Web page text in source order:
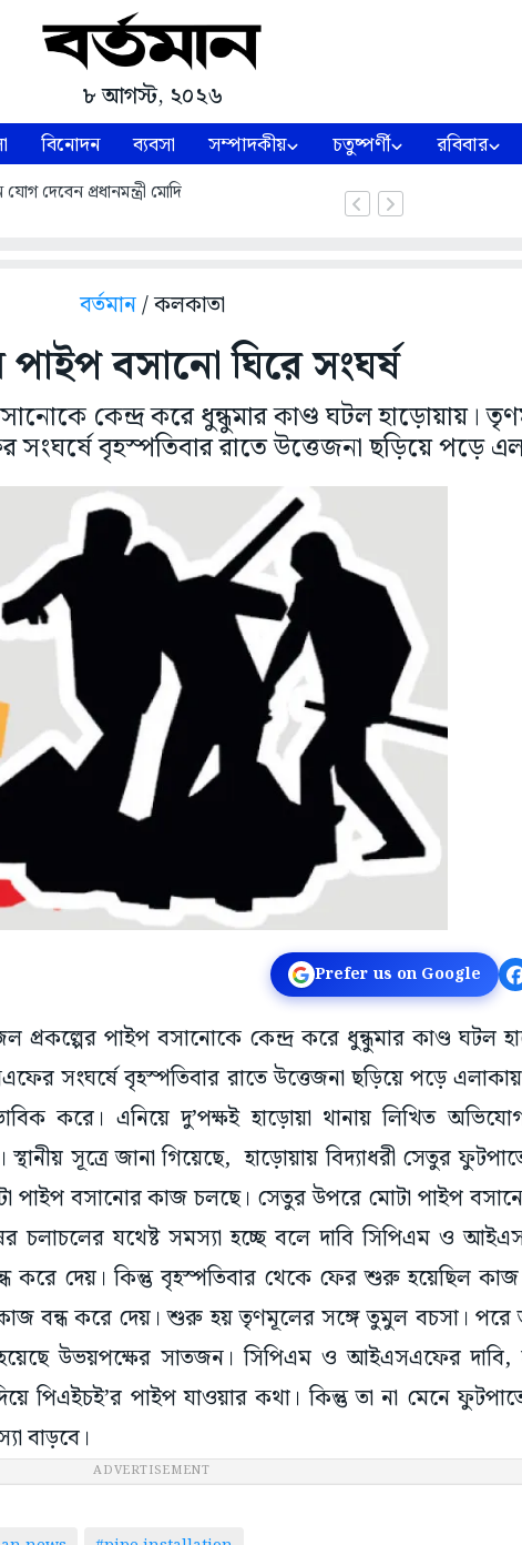
৮ আগস্ট, ২০২৬
বিনোদন ব্যবসা সম্পাদকীয় চতুষ্পর্ণী রবিবার
দেবেন প্রধানমন্ত্রী মোদি
বর্তমান/ কলকাতা
বসানো ঘিরে সংঘর্ষ
কেন্দ্র করে ধুন্ধুমার কাণ্ড ঘটল হাড়োয়ায়।
বৃহস্পতিবার রাতে উত্তেজনা ছড়িয়ে পড়ে
Prefer us on Google
প্রকল্পের পাইপ বসানোকে কেন্দ্র করে ধুন্ধুমার কাণ্ড ঘটল
সংঘর্ষে বৃহস্পতিবার রাতে উত্তেজনা ছড়িয়ে পড়ে
করে। এনিয়ে দু’পক্ষই হাড়োয়া থানায় লিখিত
সূত্রে জানা গিয়েছে, হাড়োয়ায় বিদ্যাধরী সেতুর
পাইপ বসানোর কাজ চলছে। সেতুর উপরে মোটা পাইপ
চলাচলের যথেষ্ট সমস্যা হচ্ছে বলে দাবি সিপিএম ও
করে দেয়। কিন্তু বৃহস্পতিবার থেকে ফের শুরু হয়েছিল
বন্ধ করে দেয়। শুরু হয় তৃণমূলের সঙ্গে তুমুল বচসা। পরে
উভয়পক্ষের সাতজন। সিপিএম ও আইএসএফের দাবি,
পিএইচই’র পাইপ যাওয়ার কথা। কিন্তু তা না মেনে
বাড়বে।
ADVERTISEMENT